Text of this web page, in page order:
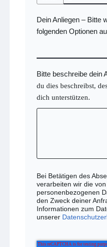
Dein Anliegen –Bitte
folgenden Optionen
Bitte beschreibe dein
du dies beschreibst,
dich unterstützen.
Bei Betätigen des
verarbeiten wir die
personenbezogenen
den Zweck deiner
Informationen zum
unserer